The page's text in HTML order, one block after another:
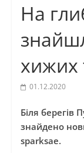
На
хижих
01.12.2020
Біля берегів
знайдено
sparksae.